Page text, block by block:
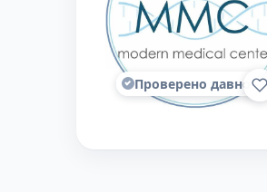
Проверено давно